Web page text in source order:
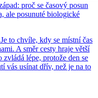
proč se časový posun
ale posunuté biologické
to chvíle, kdy se místní čas
A směr cesty hraje větší
zvládá lépe, protože den se
vás usínat dřív, než je na to